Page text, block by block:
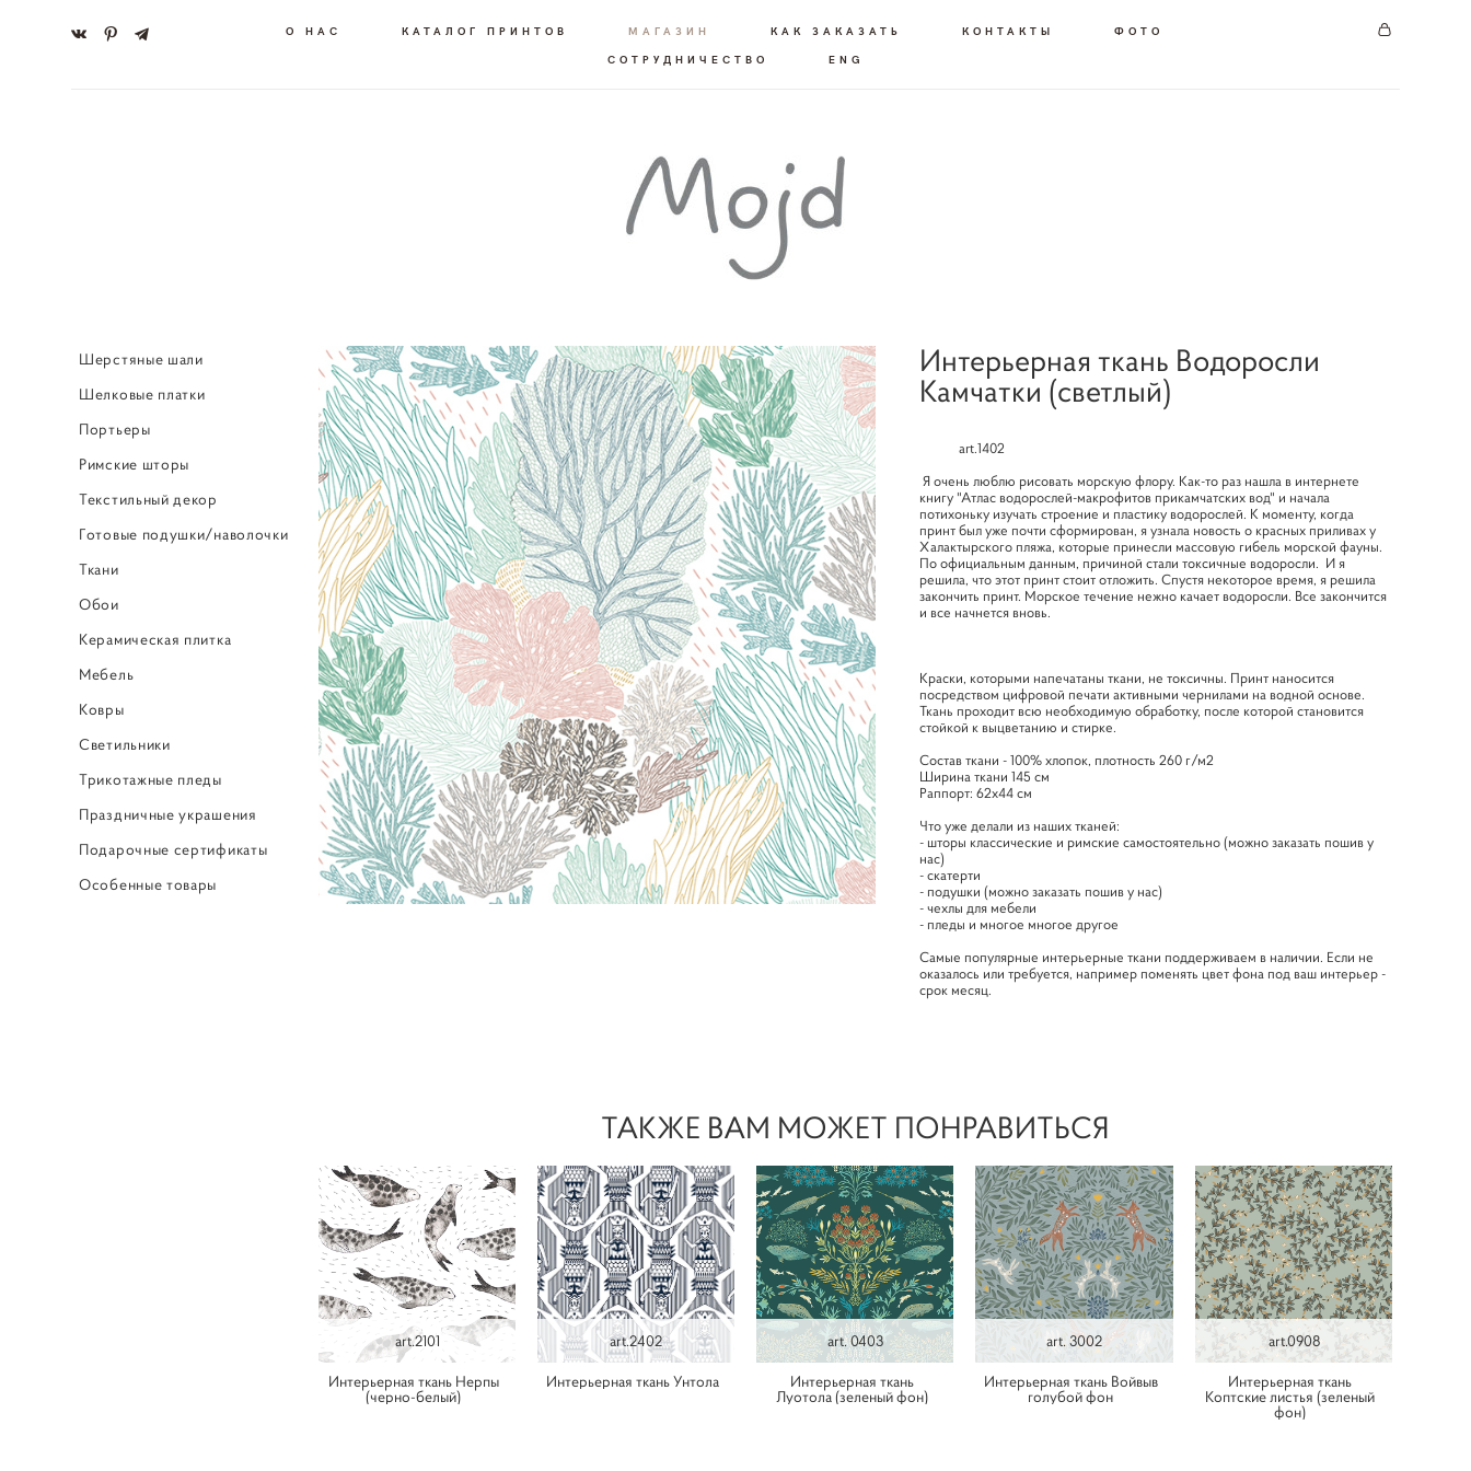
О НАС КАТАЛОГ ПРИНТОВ МАГАЗИН КАК ЗАКАЗАТЬ КОНТАКТЫ
ФОТО
СОТРУДНИЧЕСТВО
ENG
Шерстяные шали
Шелковые платки
Портьеры
Римские шторы
Текстильный декор
Готовые подушки/наволочки
Ткани
Обои
Керамическая плитка
Мебель
Ковры
Светильники
Трикотажные пледы
Праздничные украшения
Подарочные сертификаты
Особенные товары
Интерьерная ткань Водоросли
Камчатки (светлый)
art.1402
Я очень люблю рисовать морскую флору. Как-то раз нашла в интернете
книгу "Атлас водорослей-макрофитов прикамчатских вод" и начала
потихоньку изучать строение и пластику водорослей. К моменту, когда
принт был уже почти сформирован, я узнала новость о красных приливах у
Халактырского пляжа, которые принесли массовую гибель морской фауны.
По официальным данным, причиной стали токсичные водоросли. И я
решила, что этот принт стоит отложить. Спустя некоторое время, я решила
закончить принт. Морское течение нежно качает водоросли. Все закончится
и все начнется вновь.
Краски, которыми напечатаны ткани, не токсичны. Принт наносится
посредством цифровой печати активными чернилами на водной основе.
Ткань проходит всю необходимую обработку, после которой становится
стойкой к выцветанию и стирке.
Cостав ткани - 100% хлопок, плотность 260 г/м2
Ширина ткани 145 см
Раппорт: 62х44 см
Что уже делали из наших тканей:
- шторы классические и римские самостоятельно (можно заказать пошив у
нас)
- скатерти
- подушки (можно заказать пошив у нас)
- чехлы для мебели
- пледы и многое многое другое
Самые популярные интерьерные ткани поддерживаем в наличии. Если не
оказалось или требуется, например поменять цвет фона под ваш интерьер -
срок месяц.
ТАКЖЕ ВАМ МОЖЕТ ПОНРАВИТЬСЯ
art.2101
Интерьерная ткань Нерпы
(черно-белый)
art.2402
Интерьерная ткань Унтола
art. 0403
Интерьерная ткань
Луотола (зеленый фон)
art. 3002
Интерьерная ткань Войвыв
голубой фон
art.0908
Интерьерная ткань
Коптские листья (зеленый
фон)